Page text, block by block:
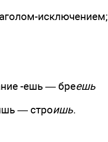
исключением;
-ешь — бреешь
— строишь.